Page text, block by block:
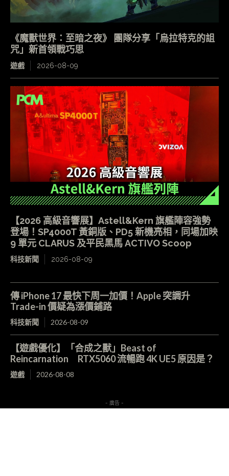
《魔獸世界：至暗之夜》 團隊分享「烏拉特克的詛
咒」新首領戰巧思
遊戲 2026-08-09
【2026 高級音響展】Astell&Kern 旗艦陣容強勢
登場！SP4000T 黃銅版、PD5 新機亮相，同場加映
9 單元 CLARUS 及平民黑馬 ACTIVO Scoop
科技新聞 2026-08-09
傳 iPhone 17 最快下周一加價！Apple 突調升
Trade-in 價疑為漲價鋪路
科技新聞 2026-08-09
【遊戲優化】「合成之獸」Beast of
Reincarnation RTX5060 流暢跑 4K UE5 原因是？
遊戲 2026-08-08
- 廣告 -